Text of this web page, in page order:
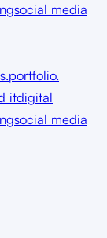
social media
portfolio.
itdigital
social media